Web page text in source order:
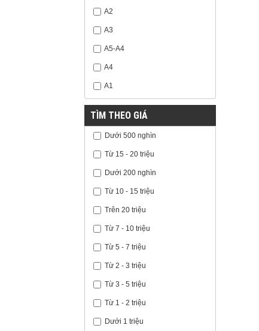
A2
A3
A5-A4
A4
A1
TÌM THEO GIÁ
Dưới 500 nghìn
Từ 15 - 20 triệu
Dưới 200 nghìn
Từ 10 - 15 triệu
Trên 20 triệu
Từ 7 - 10 triệu
Từ 5 - 7 triệu
Từ 2 - 3 triệu
Từ 3 - 5 triệu
Từ 1 - 2 triệu
Dưới 1 triệu